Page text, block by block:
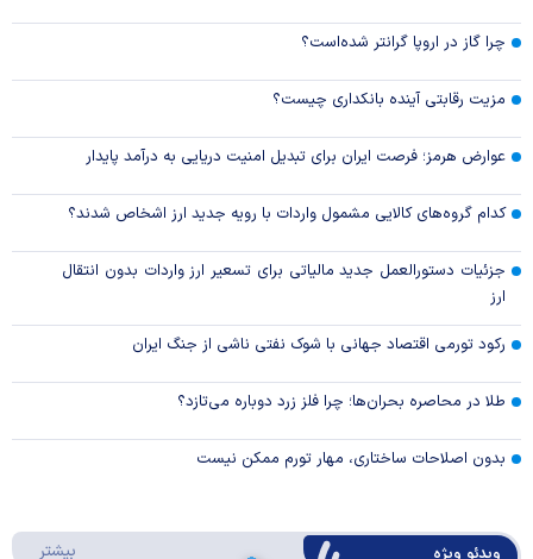
چرا گاز در اروپا گرانتر شده‌است؟
مزیت رقابتی آینده بانکداری چیست؟
عوارض هرمز؛ فرصت ایران برای تبدیل امنیت دریایی به درآمد پایدار
کدام گروه‌های کالایی مشمول واردات با رویه جدید ارز اشخاص شدند؟
جزئیات دستورالعمل جدید مالیاتی برای تسعیر ارز واردات بدون انتقال
ارز
رکود تورمی اقتصاد جهانی با شوک نفتی ناشی از جنگ ایران
طلا در محاصره بحران‌ها؛ چرا فلز زرد دوباره می‌تازد؟
بدون اصلاحات ساختاری، مهار تورم ممکن نیست
بیشتر